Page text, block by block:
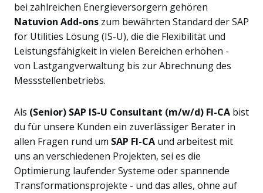
bei zahlreichen Energieversorgern gehören
Natuvion Add-ons zum bewährten Standard der SAP
for Utilities Lösung (IS-U), die die Flexibilität und
Leistungsfähigkeit in vielen Bereichen erhöhen -
von Lastgangverwaltung bis zur Abrechnung des
Messstellenbetriebs.
Als (Senior) SAP IS-U Consultant (m/w/d) FI-CA bist
du für unsere Kunden ein zuverlässiger Berater in
allen Fragen rund um SAP FI-CA und arbeitest mit
uns an verschiedenen Projekten, sei es die
Optimierung laufender Systeme oder spannende
Transformationsprojekte - und das alles, ohne auf